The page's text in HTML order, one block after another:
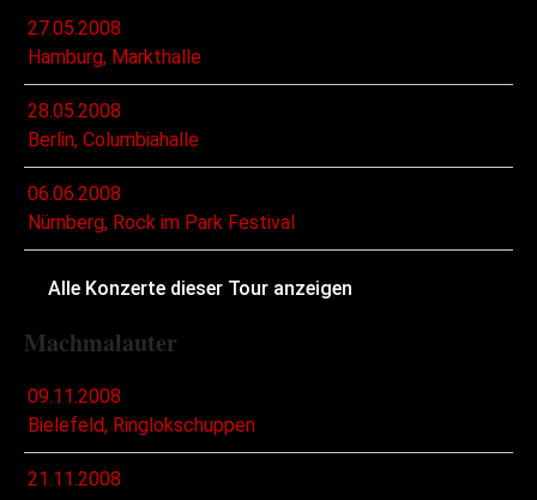
27.05.2008
Hamburg, Markthalle
28.05.2008
Berlin, Columbiahalle
06.06.2008
Nürnberg, Rock im Park Festival
Alle Konzerte dieser Tour anzeigen
Machmalauter
09.11.2008
Bielefeld, Ringlokschuppen
21.11.2008